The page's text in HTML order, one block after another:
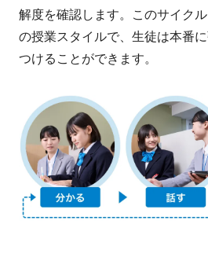
解度を確認します。このサイク
の授業スタイルで、生徒は本番
つけることができます。